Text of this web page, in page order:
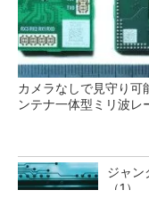
カメラなしで見守り
ンテナ一体型ミリ波レ
ジャン
（1）